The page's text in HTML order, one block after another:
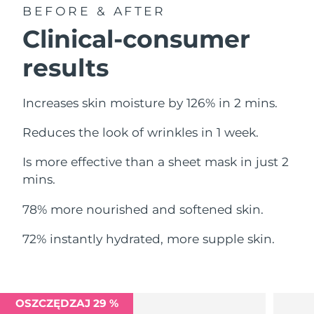
BEFORE & AFTER
Clinical-consumer
results
Increases skin moisture by 126% in 2 mins.
Reduces the look of wrinkles in 1 week.
Is more effective than a sheet mask in just 2
mins.
78% more nourished and softened skin.
72% instantly hydrated, more supple skin.
OSZCZĘDZAJ 29 %
Liban
Oczekiwany czas dostawy
Luksemburg
9/8/26
SRA Makau (Chiny)
Oczekiwany czas dostawy
Malezja
Oczekiwany czas dostawy
Monako